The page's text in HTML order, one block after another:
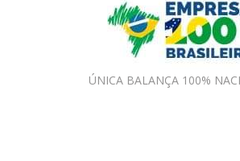
ÚNICA BALANÇA 100%